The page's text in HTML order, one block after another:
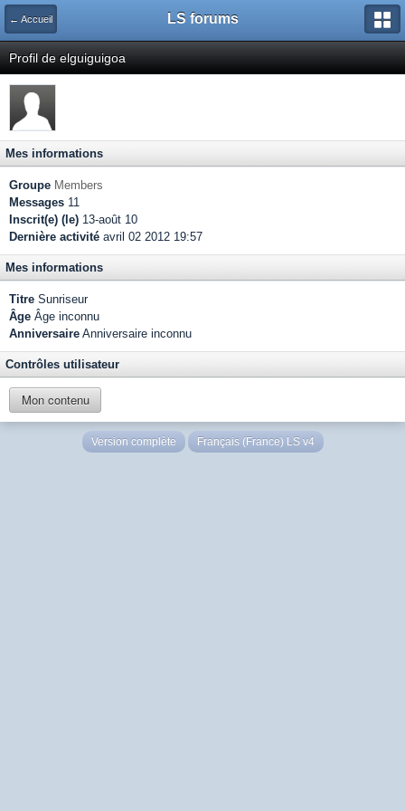
← Accueil LS forums
Profil de elguiguigoa
Mes informations
Groupe Members
Messages 11
Inscrit(e) (le) 13-août 10
Dernière activité avril 02 2012 19:57
Mes informations
Titre Sunriseur
Âge Âge inconnu
Anniversaire Anniversaire inconnu
Contrôles utilisateur
Mon contenu
Version complète Français (France) LS v4